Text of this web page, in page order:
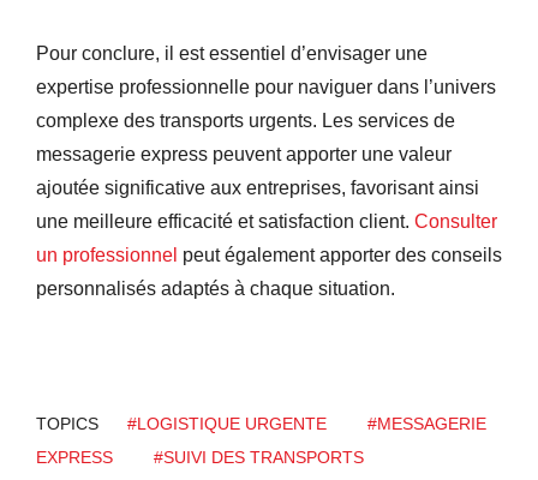
Pour conclure, il est essentiel d’envisager une
expertise professionnelle pour naviguer dans l’univers
complexe des transports urgents. Les services de
messagerie express peuvent apporter une valeur
ajoutée significative aux entreprises, favorisant ainsi
une meilleure efficacité et satisfaction client. Consulter
un professionnel peut également apporter des conseils
personnalisés adaptés à chaque situation.
TOPICS #LOGISTIQUE URGENTE
#MESSAGERIE
EXPRESS
#SUIVI DES TRANSPORTS